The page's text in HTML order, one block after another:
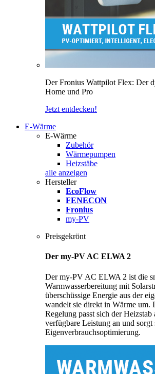
Der Fronius Wattpilot Flex: Der
Home und Pro
Jetzt entdecken!
E-Wärme
E-Wärme
Zubehör
Wärmepumpen
Heizstäbe
alle anzeigen
Hersteller
EcoFlow
FENECON
Fronius
my-PV
Preisgekrönt
Der my-PV AC ELWA 2
Der my-PV AC ELWA 2 ist die
Warmwasserbereitung mit
überschüssige Energie aus der
wandelt sie direkt in Wärme um.
Regelung passt sich der Heizstab
verfügbare Leistung an und
Eigenverbrauchsoptimierung.